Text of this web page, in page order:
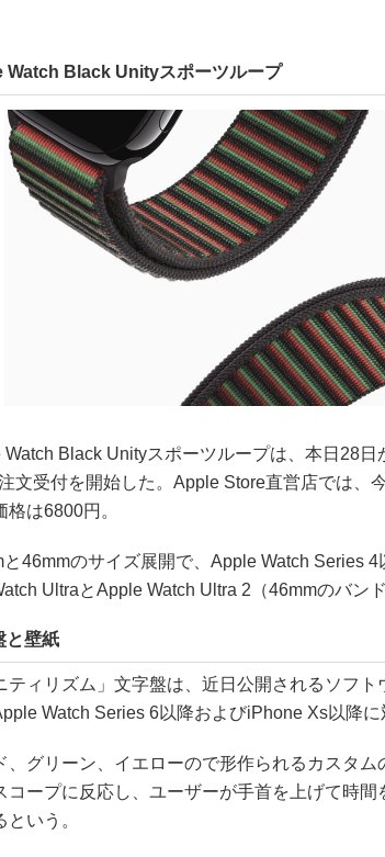
Watch Black Unityスポーツループ
Black Unityスポーツループは、本日28日
文受付を開始した。Apple Store直営店では、
格は6800円。
46mmのサイズ展開で、Apple Watch Series 4
UltraとApple Watch Ultra 2（46mmのバン
と壁紙
ィリズム」文字盤は、近日公開されるソフト
Watch Series 6以降およびiPhone Xs以降に
グリーン、イエローので形作られるカスタム
コープに反応し、ユーザーが手首を上げて時
という。